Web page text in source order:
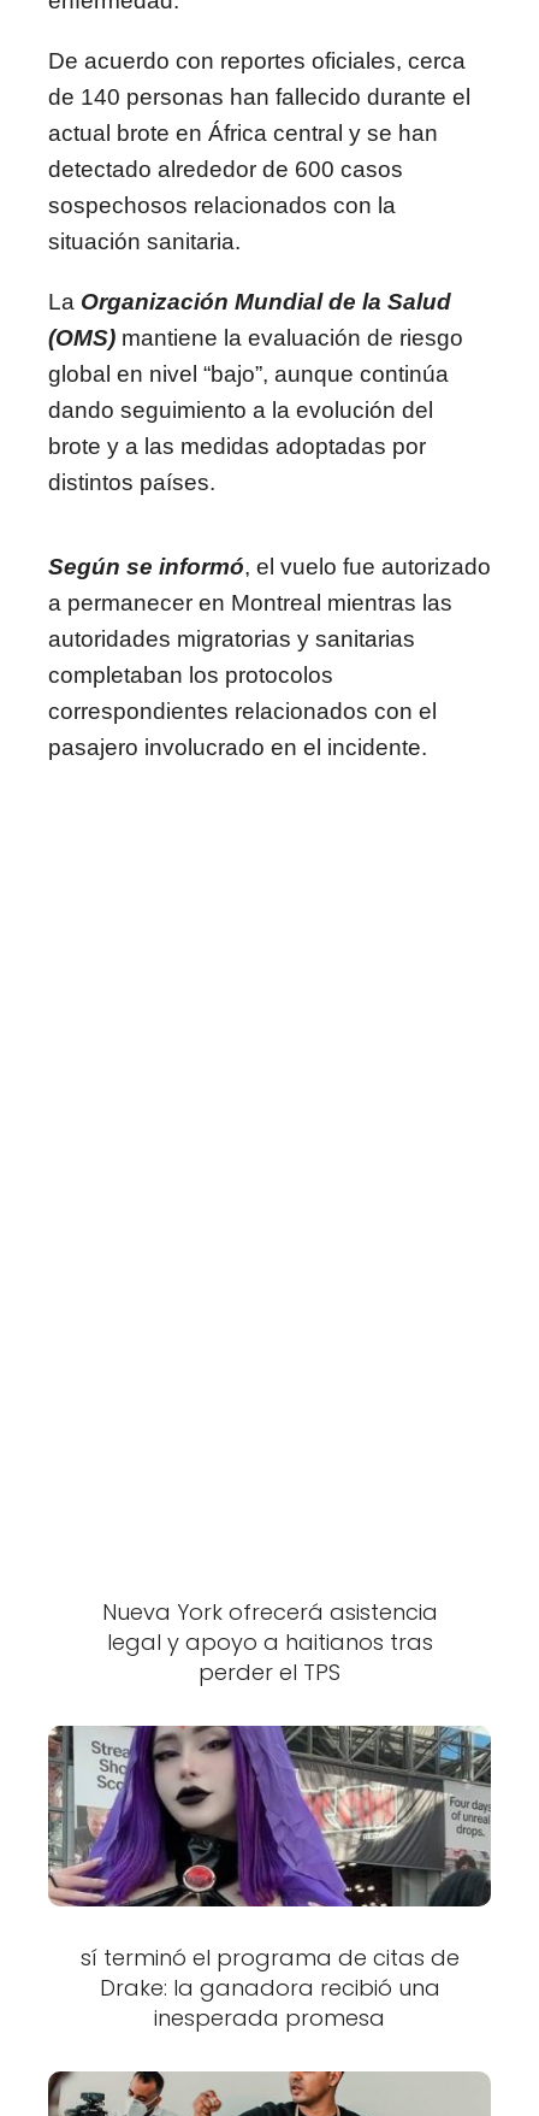
De acuerdo con reportes oficiales, cerca
de 140 personas han fallecido durante el
actual brote en África central y se han
detectado alrededor de 600 casos
sospechosos relacionados con la
situación sanitaria.
La Organización Mundial de la Salud
(OMS) mantiene la evaluación de riesgo
global en nivel “bajo”, aunque continúa
dando seguimiento a la evolución del
brote y a las medidas adoptadas por
distintos países.
Según se informó, el vuelo fue autorizado
a permanecer en Montreal mientras las
autoridades migratorias y sanitarias
completaban los protocolos
correspondientes relacionados con el
pasajero involucrado en el incidente.
Nueva York ofrecerá asistencia
legal y apoyo a haitianos tras
perder el TPS
sí terminó el programa de citas de
Drake: la ganadora recibió una
inesperada promesa